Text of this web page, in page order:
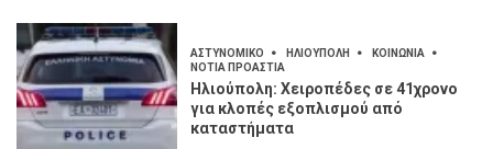
ΑΣΤΥΝΟΜΙΚΟ ΗΛΙΟΥΠΟΛΗ
ΚΟΙΝΩΝΙΑ
ΝΟΤΙΑ ΠΡΟΑΣΤΙΑ
Ηλιούπολη: Χειροπέδες σε 41χρονο
για κλοπές εξοπλισμού από
καταστήματα